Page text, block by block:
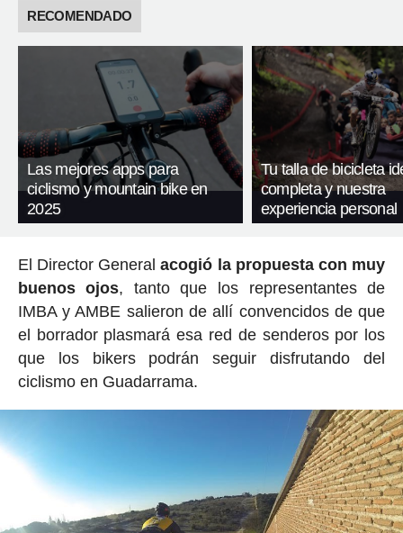
RECOMENDADO
Las mejores apps para
ciclismo y mountain bike en
2025
Tu talla de bicicleta
completa y nuestra
experiencia personal
El Director Generalacogió la propuesta con muy
buenos ojos, tanto que los representantes de
IMBA y AMBE salieron de allí convencidos de que
el borrador plasmará esa red de senderos por los
que los bikers podrán seguir disfrutando del
ciclismo en Guadarrama.